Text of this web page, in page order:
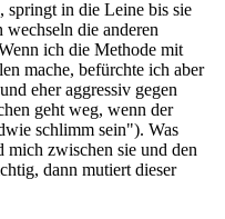
springt in die Leine bis sie
wechseln die anderen
ich die Methode mit
mache, befürchte ich aber
eher aggressiv gegen
geht weg, wenn der
schlimm sein"). Was
mich zwischen sie und den
dann mutiert dieser